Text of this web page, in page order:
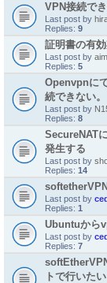
VPN接続で
Last post by
Replies: 9
証明書の有
Last post by
Replies: 5
Openvpnに
続できない。
Last post by
Replies: 8
SecureNAT
発生する
Last post by
Replies: 14
Last post by
Replies: 1
Ubuntuから
Last post by
Replies: 7
トで行いたい